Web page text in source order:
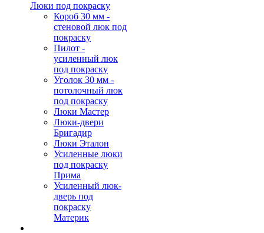
Люки под покраску
Короб 30 мм -
стеновой люк под
покраску
Пилот -
усиленный люк
под покраску
Уголок 30 мм -
потолочный люк
под покраску
Люки Мастер
Люки-двери
Бригадир
Люки Эталон
Усиленные люки
под покраску
Прима
Усиленный люк-
дверь под
покраску
Материк